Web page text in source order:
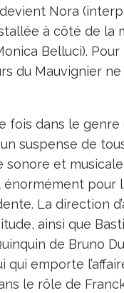
Nora
à côté de la
Belluci).
du Mauvignier
fois dans le
suspense de
sonore et
pour
La direction
ainsi que
de Bruno
qui emporte
le rôle de